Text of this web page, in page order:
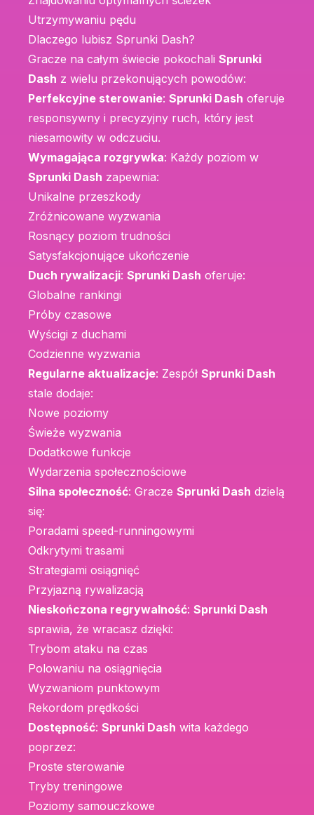
Utrzymywaniu pędu
Dlaczego lubisz Sprunki Dash?
Gracze na całym świecie pokochali Sprunki
Dash z wielu przekonujących powodów:
Perfekcyjne sterowanie: Sprunki Dash oferuje
responsywny i precyzyjny ruch, który jest
niesamowity w odczuciu.
Wymagająca rozgrywka: Każdy poziom w
Sprunki Dash zapewnia:
Unikalne przeszkody
Zróżnicowane wyzwania
Rosnący poziom trudności
Satysfakcjonujące ukończenie
Duch rywalizacji: Sprunki Dash oferuje:
Globalne rankingi
Próby czasowe
Wyścigi z duchami
Codzienne wyzwania
Regularne aktualizacje: Zespół Sprunki Dash
stale dodaje:
Nowe poziomy
Świeże wyzwania
Dodatkowe funkcje
Wydarzenia społecznościowe
Silna społeczność: Gracze Sprunki Dash dzielą
się:
Poradami speed-runningowymi
Odkrytymi trasami
Strategiami osiągnięć
Przyjazną rywalizacją
Nieskończona regrywalność: Sprunki Dash
sprawia, że wracasz dzięki:
Trybom ataku na czas
Polowaniu na osiągnięcia
Wyzwaniom punktowym
Rekordom prędkości
Dostępność: Sprunki Dash wita każdego
poprzez:
Proste sterowanie
Tryby treningowe
Poziomy samouczkowe